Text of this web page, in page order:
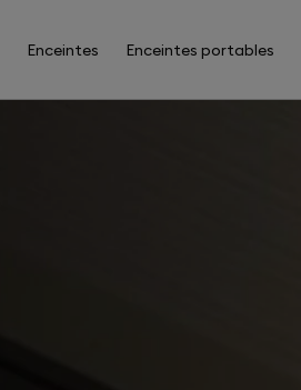
Enceintes Enceintes portables